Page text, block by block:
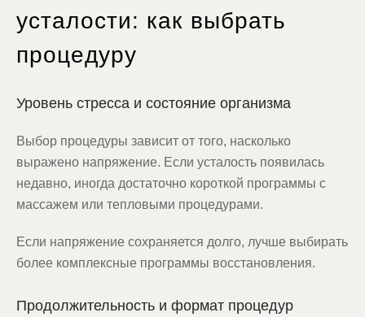
усталости: как выбрать
процедуру
Уровень стресса и состояние организма
Выбор процедуры зависит от того, насколько
выражено напряжение. Если усталость появилась
недавно, иногда достаточно короткой программы с
массажем или тепловыми процедурами.
Если напряжение сохраняется долго, лучше выбирать
более комплексные программы восстановления.
Продолжительность и формат процедур